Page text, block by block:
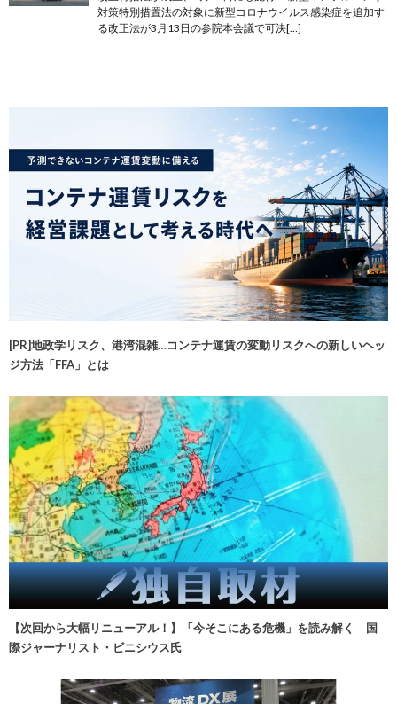
対策特別措置法の対象に新型コロナウイルス感染症を追加す
る改正法が3月13日の参院本会議で可決[…]
[PR]地政学リスク、港湾混雑…コンテナ運賃の変動リスクへの新しいヘッ
ジ方法「FFA」とは
【次回から大幅リニューアル！】「今そこにある危機」を読み解く 国
際ジャーナリスト・ビニシウス氏